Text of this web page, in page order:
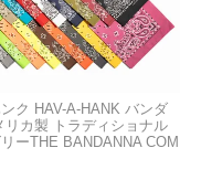
ク HAV-A-HANK バンダ
リカ製 トラディショナル
ーTHE BANDANNA COM